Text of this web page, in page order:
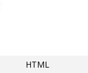
HTML